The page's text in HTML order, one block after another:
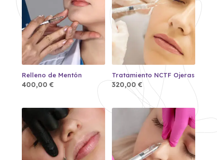
Relleno de Mentón
400,00 €
Tratamiento NCTF Ojeras
320,00€